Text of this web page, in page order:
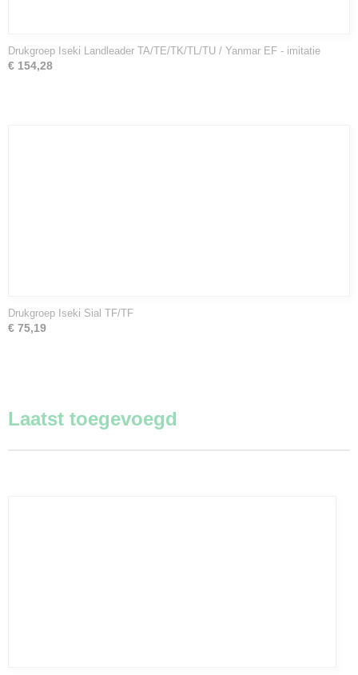
Drukgroep Iseki Landleader TA/TE/TK/TL/TU / Yanmar EF - imitatie
€ 154,28
Drukgroep Iseki Sial TF/TF
€ 75,19
Laatst toegevoegd